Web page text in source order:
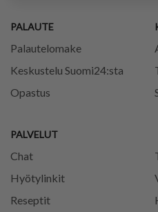
PALAUTE
Palautelomake
Keskustelu Suomi24:sta
Opastus
PALVELUT
Chat
Hyötylinkit
Reseptit